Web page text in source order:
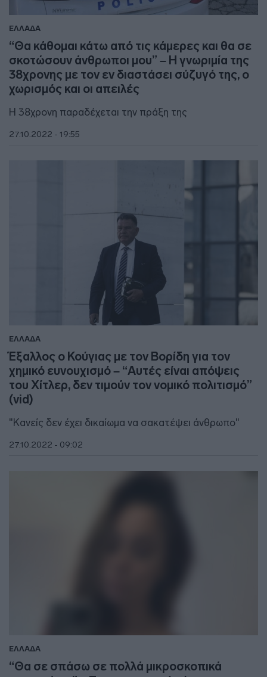
ΕΛΛΑΔΑ
“Θα κάθομαι κάτω από τις κάμερες και θα σε
σκοτώσουν άνθρωποι μου” – Η γνωριμία της
38χρονης με τον εν διαστάσει σύζυγό της, ο
χωρισμός και οι απειλές
Η 38χρονη παραδέχεται την πράξη της
27.10.2022 - 19:55
ΕΛΛΑΔΑ
Έξαλλος ο Κούγιας με τον Βορίδη για τον
χημικό ευνουχισμό – “Αυτές είναι απόψεις
του Χίτλερ, δεν τιμούν τον νομικό πολιτισμό”
(vid)
"Κανείς δεν έχει δικαίωμα να σακατέψει άνθρωπο"
27.10.2022 - 09:02
ΕΛΛΑΔΑ
“Θα σε σπάσω σε πολλά μικροσκοπικά